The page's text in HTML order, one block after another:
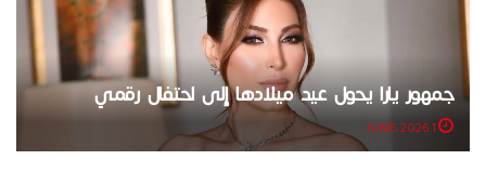
جمهور يارا يحول عيد ميلادها إلى احتفال رقمي